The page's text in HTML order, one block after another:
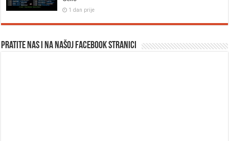
1 dan prije
Pratite nas i na našoj facebook stranici